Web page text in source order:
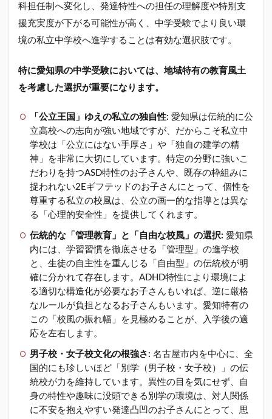
害・
ギフ
テッ
ドの
私立
中学
校・
別学)
科担任制へ変化し、発達特性への担任の理解度や特別支
援充実度が下がる可能性が高く、中学受験でより良い環
境の私立中学校へ進学することは有効な選択肢です。
特に愛知県の中学受験においては、地域特有の教育風土
を考慮した選択が重要になります。
「公立王国」ゆえの私立の独自性: 愛知県は伝統的に公
立高校への志向が強い地域ですが、だからこそ私立中
学校は「公立にはない手厚さ」や「独自の建学の精
神」を非常に大切にしています。特定の分野に強いこ
だわりを持つASD特性のお子さんや、既存の枠組みに
捉われない2Eギフテッドのお子さんにとって、個性を
尊重する私立の校風は、公立の画一的な指導とは異な
る「心理的安全性」を提供してくれます。
伝統的な「管理教育」と「自由な校風」の選択: 愛知県
内には、学習習慣を徹底させる「管理型」の進学校
と、生徒の自主性を重んじる「自由型」の伝統校が明
確に分かれて存在します。ADHD特性により環境によ
る適切な構造化が必要なお子さんもいれば、逆に厳格
なルールが負担となるお子さんもいます。愛知特有の
この「校風の振れ幅」を見極めることが、入学後の適
応を左右します。
男子校・女子校文化の根強さ: 名古屋市内を中心に、全
国的にも珍しいほど「別学（男子校・女子校）」の伝
統校が力を維持しています。異性の目を気にせず、自
身の特性や趣味に没頭できる別学の環境は、対人関係
に不安を抱えやすい発達凸凹のお子さんにとって、思